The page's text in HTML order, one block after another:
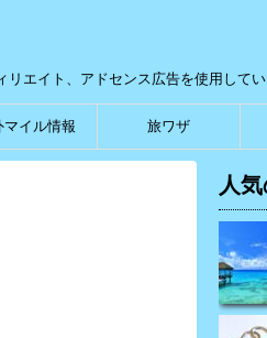
エイト、アドセンス広告を使用してい
マイル情報 旅ワザ
人